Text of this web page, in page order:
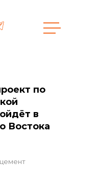
по
в
Востока